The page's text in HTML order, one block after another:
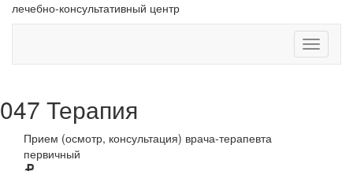
лечебно-консультативный центр
047 Терапия
Прием (осмотр, консультация) врача-терапевта
первичный